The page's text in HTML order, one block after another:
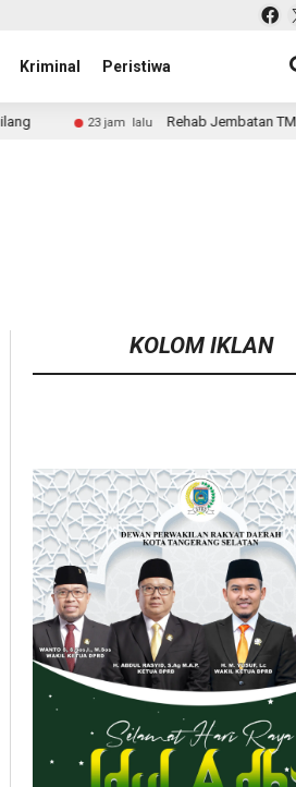
Kriminal Peristiwa
Rehab Jembatan TMMD Ke-129 Kodim
KOLOM IKLAN